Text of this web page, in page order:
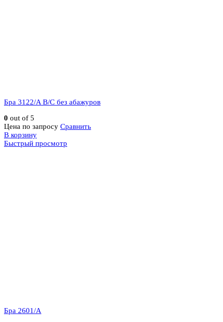
Бра 3122/A B/C без абажуров
0 out of 5
Цена по запросу Сравнить
В корзину
Быстрый просмотр
Бра 2601/A